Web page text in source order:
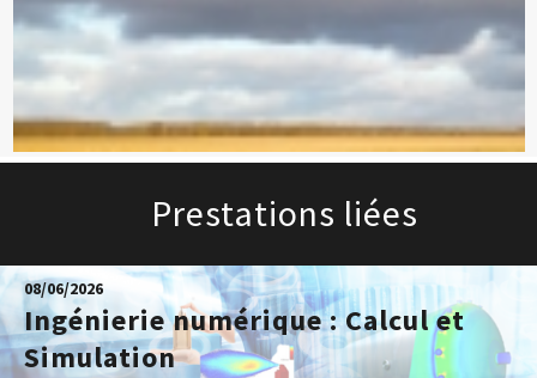
Prestations liées
08/06/2026
Ingénierie numérique : Calcul et
Simulation